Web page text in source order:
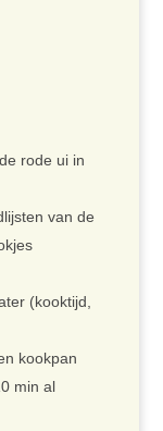
rode ui in
van de
(kooktijd,
kookpan
min al